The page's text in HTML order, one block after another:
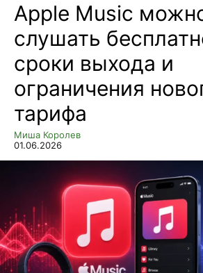
Apple Music
слушать
сроки выхода и
ограничения
тарифа
Миша Королев
01.06.2026